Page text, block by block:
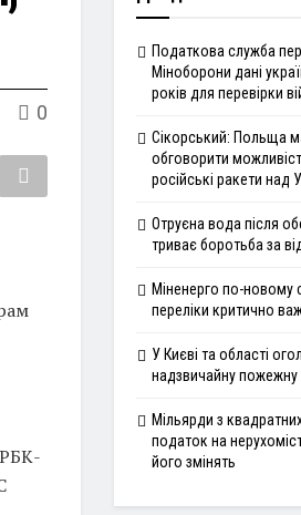
0
Податкова служба
Міноборони дані
років для перевірки
Сікорський: Польща
обговорити
російські ракети над
Отруєна вода після
триває боротьба за
Міненерго по-новому
переліки критично
У Києві та області
надзвичайну пожежну
Мільярди з
податок на
його змінять